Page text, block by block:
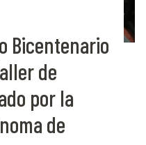
Bicentenario
de
por la
de